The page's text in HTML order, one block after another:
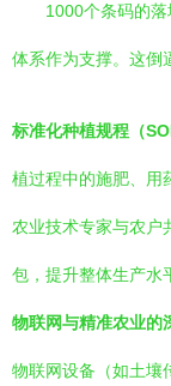
1000个条码的
体系作为支撑。这倒
标准化种植规程（
植过程中的施肥、用
农业技术专家与农户
包，提升整体生产水
物联网与精准农业的
物联网设备（如土壤